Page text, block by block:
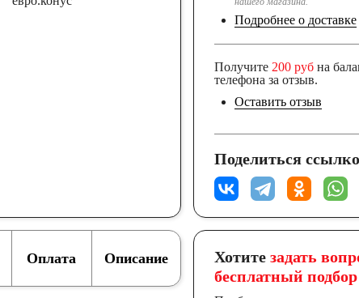
Подробнее о доставке
Получите 200 рубна
телефона за отзыв.
Оставить отзыв
Поделиться
Оплата Описание Хотите задать
бесплатный подбор